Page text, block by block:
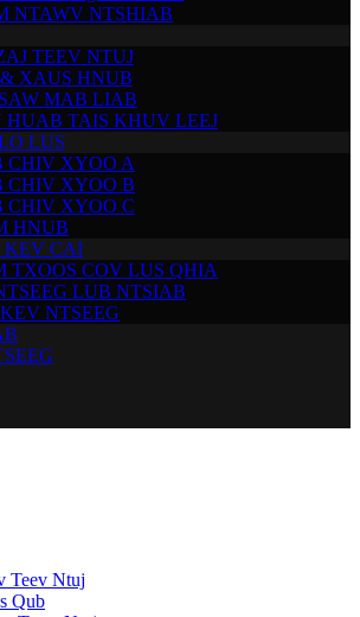
NTAWV NTSHIAB
TEEV NTUJ
XAUS HNUB
MAB LIAB
HUAB TAIS KHUV LEEJ
LUS
CHIV XYOO A
CHIV XYOO B
CHIV XYOO C
HNUB
KEV CAI
TXOOS COV LUS QHIA
LUB NTSIAB
NTSEEG
Teev Ntuj
Qub